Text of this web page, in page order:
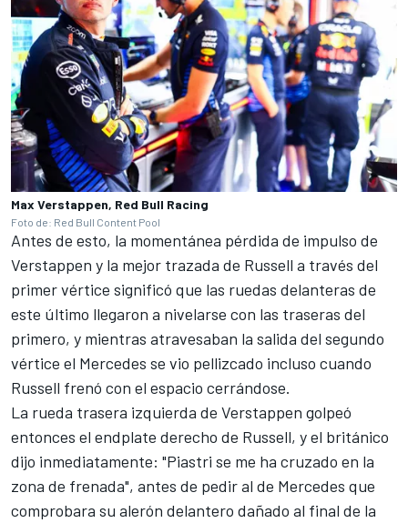
Max Verstappen, Red Bull Racing
Foto de: Red Bull Content Pool
Antes de esto, la momentánea pérdida de impulso de
Verstappen y la mejor trazada de Russell a través del
primer vértice significó que las ruedas delanteras de
este último llegaron a nivelarse con las traseras del
primero, y mientras atravesaban la salida del segundo
vértice el Mercedes se vio pellizcado incluso cuando
Russell frenó con el espacio cerrándose.
La rueda trasera izquierda de Verstappen golpeó
entonces el endplate derecho de Russell, y el británico
dijo inmediatamente: "Piastri se me ha cruzado en la
zona de frenada", antes de pedir al de Mercedes que
comprobara su alerón delantero dañado al final de la